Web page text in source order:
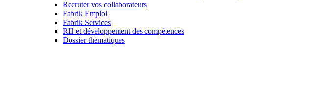
Recruter vos collaborateurs
Fabrik Emploi
Fabrik Services
RH et développement des compétences
Dossier thématiques